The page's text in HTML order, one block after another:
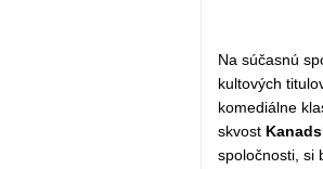
Na súčasnú
kultových
komediálne
skvost
spoločnosti, si